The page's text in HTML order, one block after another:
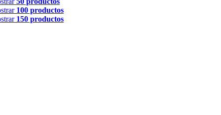
100 productos
150 productos